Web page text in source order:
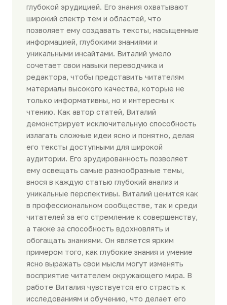
глубокой эрудицией. Его знания охватывают
широкий спектр тем и областей, что
позволяет ему создавать тексты, насыщенные
информацией, глубокими знаниями и
уникальными инсайтами. Виталий умело
сочетает свои навыки переводчика и
редактора, чтобы представить читателям
материалы высокого качества, которые не
только информативны, но и интересны к
чтению. Как автор статей, Виталий
демонстрирует исключительную способность
излагать сложные идеи ясно и понятно, делая
его тексты доступными для широкой
аудитории. Его эрудированность позволяет
ему освещать самые разнообразные темы,
внося в каждую статью глубокий анализ и
уникальные перспективы. Виталий ценится как
в профессиональном сообществе, так и среди
читателей за его стремление к совершенству,
а также за способность вдохновлять и
обогащать знаниями. Он является ярким
примером того, как глубокие знания и умение
ясно выражать свои мысли могут изменять
восприятие читателем окружающего мира. В
работе Виталия чувствуется его страсть к
исследованиям и обучению, что делает его